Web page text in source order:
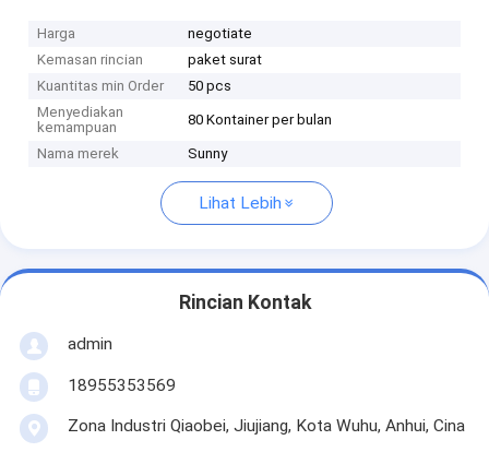
Harga
negotiate
Kemasan rincian
paket surat
Kuantitas min Order
50 pcs
Menyediakan
kemampuan
80 Kontainer per bulan
Nama merek Sunny
Lihat Lebih
Rincian Kontak
admin
18955353569
Zona Industri Qiaobei, Jiujiang, Kota Wuhu, Anhui, Cina